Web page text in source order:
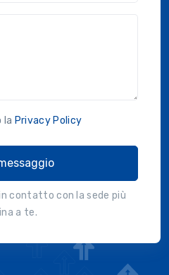
la Privacy Policy
contatto con la sede più
a te.